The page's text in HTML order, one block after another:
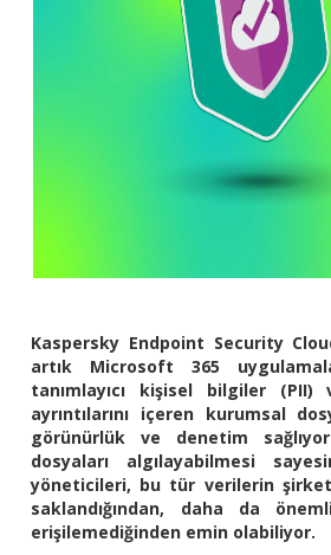
Kaspersky Endpoint Security
artık Microsoft 365
tanımlayıcı kişisel bilgiler
ayrıntılarını içeren kurumsal
görünürlük ve denetim
dosyaları algılayabilmesi
yöneticileri, bu tür verilerin
saklandığından, daha da
erişilemediğinden emin olabiliyor.